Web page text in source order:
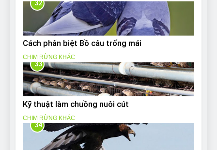
32
Cách phân biệt Bồ câu trống mái
CHIM RỪNG KHÁC
33
Kỹ thuật làm chuồng nuôi cút
CHIM RỪNG KHÁC
34